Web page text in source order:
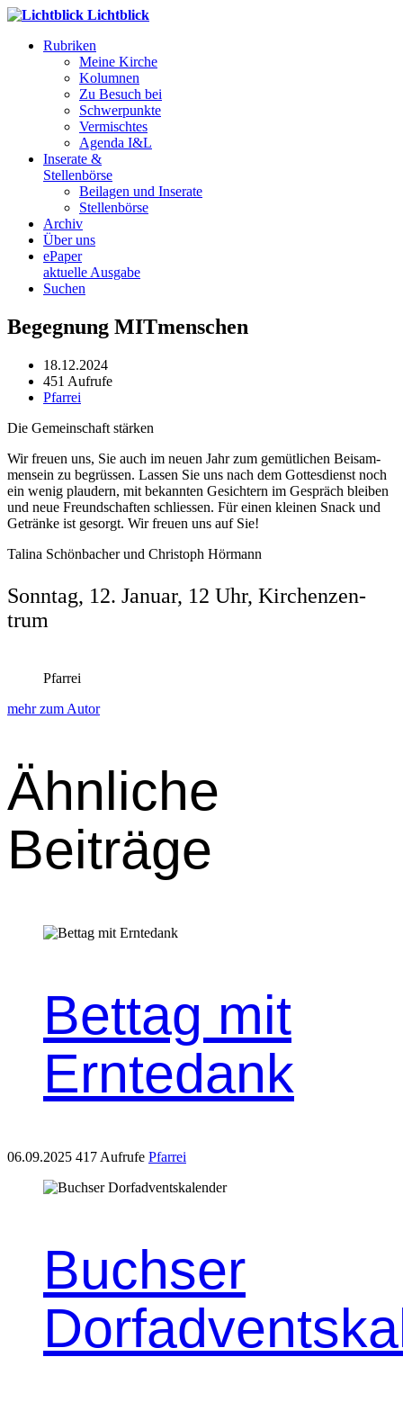
Lichtblick
Rubriken
Meine Kirche
Kolumnen
Zu Besuch bei
Schwerpunkte
Vermischtes
Agenda I&L
Inserate &
Stellenbörse
Beilagen und Inserate
Stellenbörse
Archiv
Über uns
ePaper
aktuelle Ausgabe
Suchen
Begegnung MITmenschen
18.12.2024
451 Aufrufe
Pfarrei
Die Gemein­schaft stärken
Wir freuen uns, Sie auch im neuen Jahr zum gemütlichen Beisam­
men­sein zu begrüssen. Lassen Sie uns nach dem Gottes­di­enst noch
ein wenig plaud­ern, mit bekan­nten Gesichtern im Gespräch bleiben
und neue Fre­und­schaften schliessen. Für einen kleinen Snack und
Getränke ist gesorgt. Wir freuen uns auf Sie!
Tali­na Schön­bach­er und Christoph Hör­mann
Son­ntag, 12. Jan­u­ar, 12 Uhr, Kirchen­zen­
trum
Pfarrei
mehr zum Autor
Ähnliche
Beiträge
Bettag mit
Erntedank
06.09.2025 417 Aufrufe Pfarrei
Buchser